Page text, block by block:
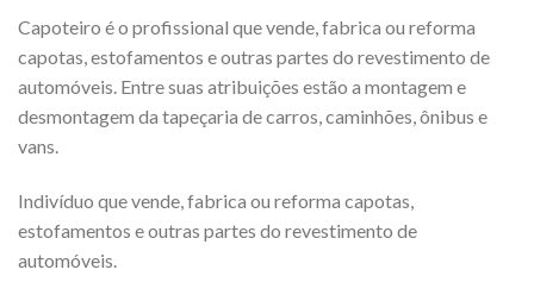
Capoteiro é o profissional que vende, fabrica ou reforma
capotas, estofamentos e outras partes do revestimento de
automóveis. Entre suas atribuições estão a montagem e
desmontagem da tapeçaria de carros, caminhões, ônibus e
vans.
Indivíduo que vende, fabrica ou reforma capotas,
estofamentos e outras partes do revestimento de
automóveis.